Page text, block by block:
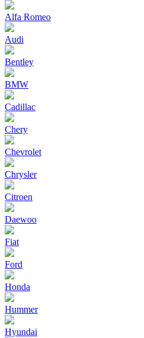
Alfa Romeo
Audi
Bentley
BMW
Cadillac
Chery
Chevrolet
Chrysler
Citroen
Daewoo
Fiat
Ford
Honda
Hummer
Hyundai